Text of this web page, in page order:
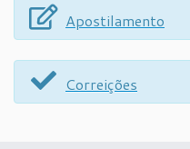
Apostilamento
Correições